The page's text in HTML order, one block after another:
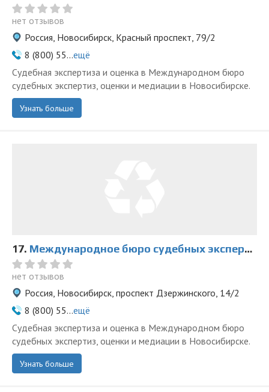
нет отзывов
Россия, Новосибирск, Красный проспект, 79/2
8 (800) 55...ещё
Судебная экспертиза и оценка в Международном бюро
судебных экспертиз, оценки и медиации в Новосибирске.
Узнать больше
17. Международное бюро судебных экспертиз, оценки и медиации на Дзержинского
нет отзывов
Россия, Новосибирск, проспект Дзержинского, 14/2
8 (800) 55...ещё
Судебная экспертиза и оценка в Международном бюро
судебных экспертиз, оценки и медиации в Новосибирске.
Узнать больше